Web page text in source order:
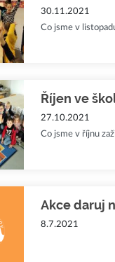
30.11.2021
Co jsme v
Říjen ve
27.10.2021
Co jsme v říjnu
Akce daruj
8.7.2021